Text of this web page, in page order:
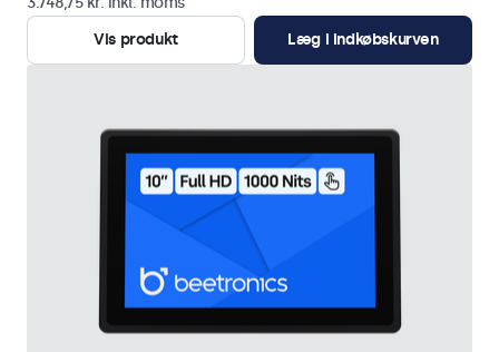
Vis produkt
Læg i indkøbskurven